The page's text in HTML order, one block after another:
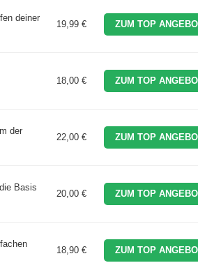
deiner
19,99 € ZUM TOP
18,00 € ZUM TOP
der
22,00 € ZUM TOP
Basis
20,00 € ZUM TOP
18,90 € ZUM TOP